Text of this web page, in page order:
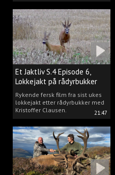
21:47
Et Jaktliv S.4 Episode 6,
Lokkejakt på rådyrbukker
2025 Del.1
Rykende fersk film fra sist ukes
lokkejakt etter rådyrbukker med
Kristoffer Clausen.